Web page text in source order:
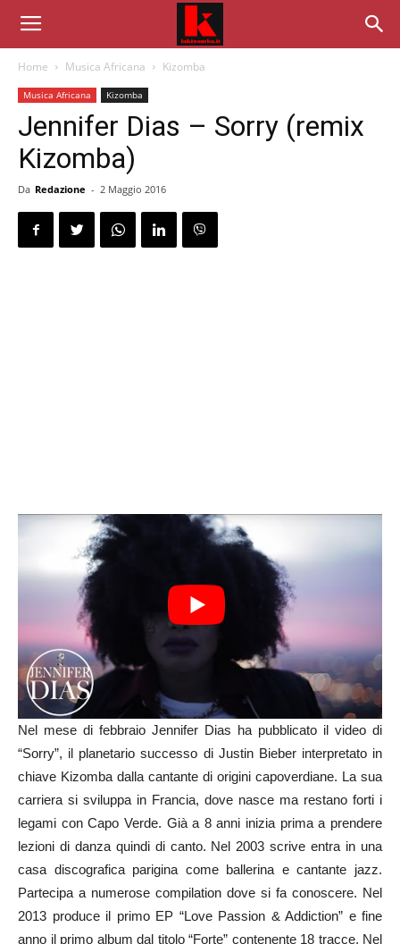
Home Musica Africana Kizomba
Musica Africana Kizomba
Jennifer Dias – Sorry (remix
Kizomba)
Da Redazione - 2 Maggio 2016
Nel mese di febbraio Jennifer Dias ha pubblicato il video di
“Sorry”, il planetario successo di Justin Bieber interpretato in
chiave Kizomba dalla cantante di origini capoverdiane. La sua
carriera si sviluppa in Francia, dove nasce ma restano forti i
legami con Capo Verde. Già a 8 anni inizia prima a prendere
lezioni di danza quindi di canto. Nel 2003 scrive entra in una
casa discografica parigina come ballerina e cantante jazz.
Partecipa a numerose compilation dove si fa conoscere. Nel
2013 produce il primo EP “Love Passion & Addiction” e fine
anno il primo album dal titolo “Forte” contenente 18 tracce. Nel